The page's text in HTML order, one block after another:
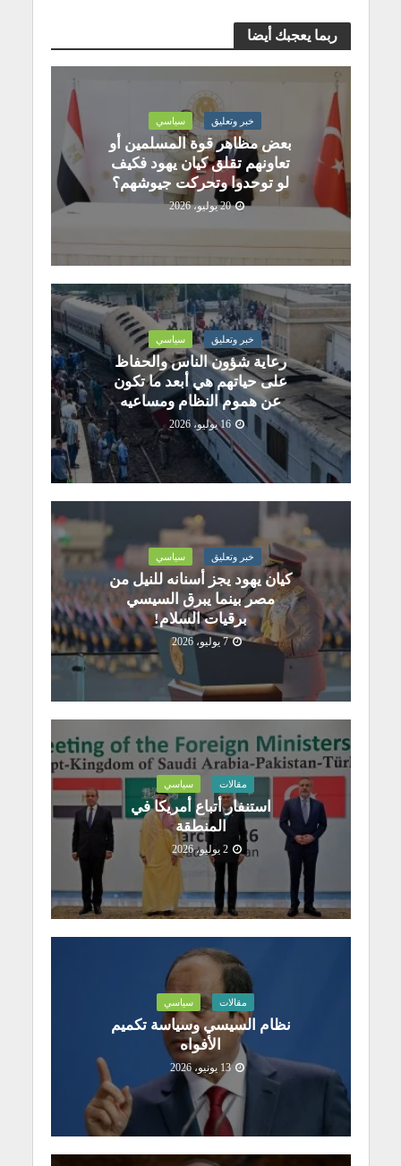
ربما يعجبك أيضا
خبر وتعليق سياسي
بعض مظاهر قوة المسلمين أو
تعاونهم تقلق كيان يهود فكيف
لو توحدوا وتحركت جيوشهم؟
20 يوليو، 2026
خبر وتعليق سياسي
رعاية شؤون الناس والحفاظ
على حياتهم هي أبعد ما تكون
عن هموم النظام ومساعيه
16 يوليو، 2026
خبر وتعليق سياسي
كيان يهود يجز أسنانه للنيل من
مصر بينما يبرق السيسي
برقيات السلام!
7 يوليو، 2026
مقالات سياسي
استنفار أتباع أمريكا في
المنطقة
2 يوليو، 2026
مقالات سياسي
نظام السيسي وسياسة تكميم
الأفواه
13 يونيو، 2026